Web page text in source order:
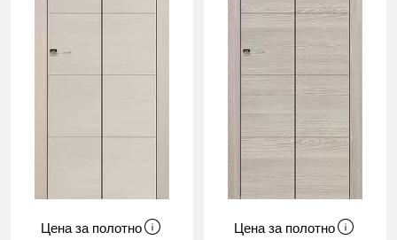
Цена за полотно Цена за полотно